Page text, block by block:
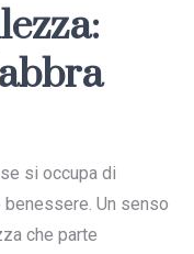
si occupa di
Un senso
che parte